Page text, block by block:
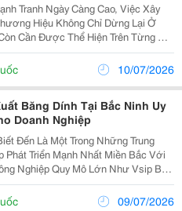
Tranh Ngày Càng Cao, Việc Xây
Hiệu Không Chỉ Dừng Lại Ở
Cần Được Thể Hiện Trên Từng Chi
Đóng Gói Và Giao Hàng. Một Trong
Được Nhiều Doanh Nghiệp, Nhà
10/07/2026
Băng Dính Tại Bắc Ninh Uy
Doanh Nghiệp
Đến Là Một Trong Những Trung
Phát Triển Mạnh Nhất Miền Bắc Với
Nghiệp Quy Mô Lớn Như Vsip Bắc
Quế Võ, Đại Đồng - Hoàn Sơn, Tiên
Nhanh Của Các Ngành Điện Tử,...
09/07/2026